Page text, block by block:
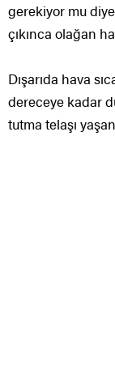
gerekiyor mu
çıkınca olağan
Dışarıda hava
dereceye kadar
tutma telaşı